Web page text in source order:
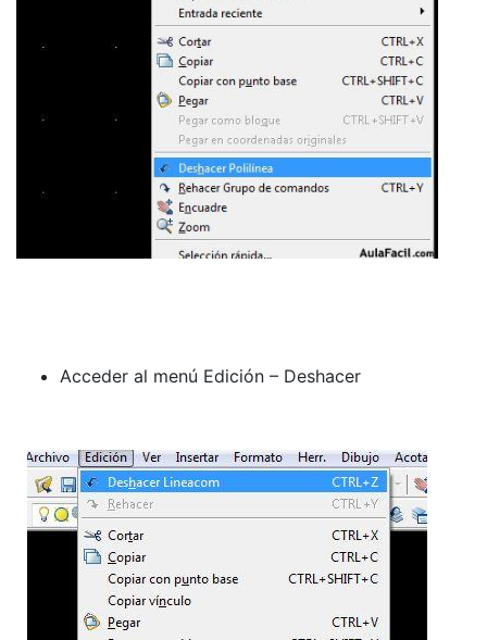
Acceder al menú Edición – Deshacer